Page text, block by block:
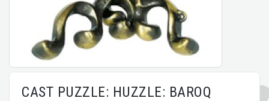
CAST PUZZLE: HUZZLE: BAROQ